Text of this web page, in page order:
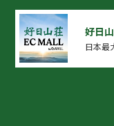
好日
日本最